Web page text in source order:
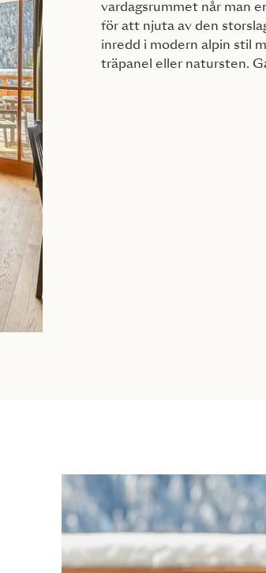
vardagsrummet når man
för att njuta av den
inredd i modern alpin stil
träpanel eller natursten.